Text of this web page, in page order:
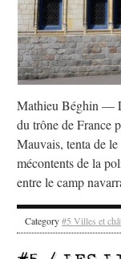
Mathieu Béghin —
du trône de France
Mauvais, tenta de
mécontents de la
entre le camp
Category#5 Villes et